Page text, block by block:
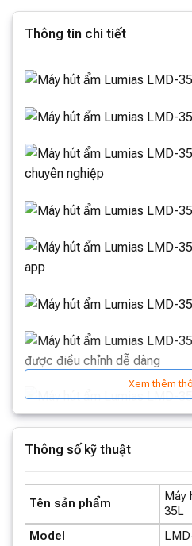
Thông tin chi tiết
Xem thêm
Thông số kỹ thuật
Tên sản phẩm
Máy
35L
Model